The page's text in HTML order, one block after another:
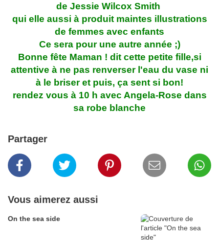
de Jessie Wilcox Smith
qui elle aussi à produit maintes illustrations
de femmes avec enfants
Ce sera pour une autre année ;)
Bonne fête Maman ! dit cette petite fille,si
attentive à ne pas renverser l'eau du vase ni
à le briser et puis, ça sent si bon!
rendez vous à 10 h avec Angela-Rose dans
sa robe blanche
Partager
Vous aimerez aussi
On the sea side